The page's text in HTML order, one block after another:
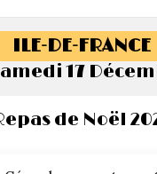
ILE-DE-FRANCE
17
de Noël